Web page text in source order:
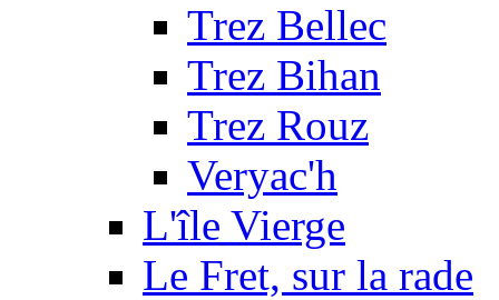
Trez Bellec
Trez Bihan
Trez Rouz
Veryac'h
L'île Vierge
Le Fret, sur la rade